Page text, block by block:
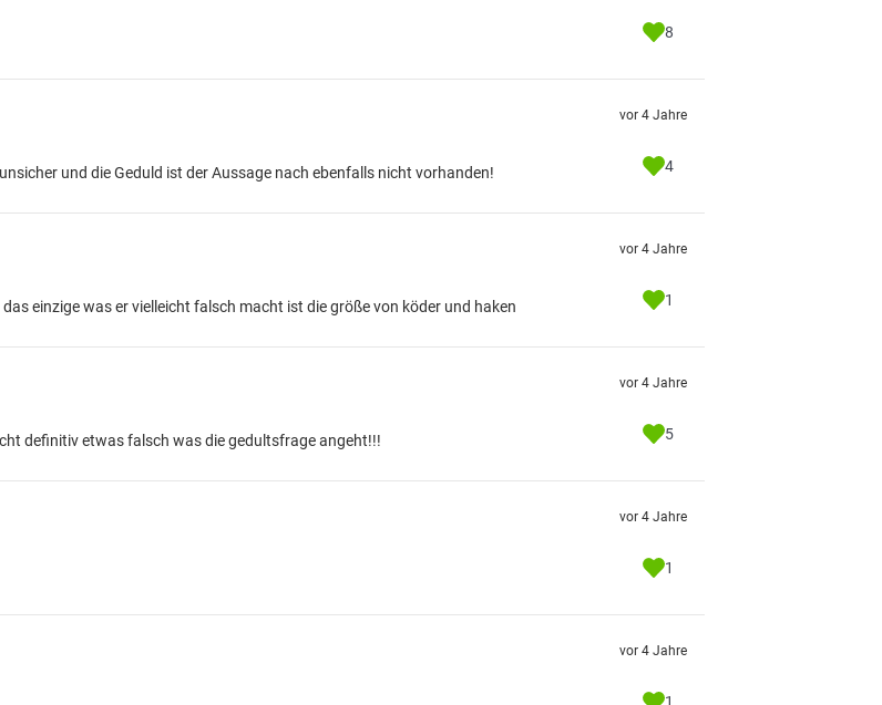
8
und die Geduld ist der Aussage nach ebenfalls nicht vorhanden!
vor 4 Jahre
4
einzige was er vielleicht falsch macht ist die größe von köder und haken
vor 4 Jahre
1
definitiv etwas falsch was die gedultsfrage angeht!!!
vor 4 Jahre
5
vor 4 Jahre
1
vor 4 Jahre